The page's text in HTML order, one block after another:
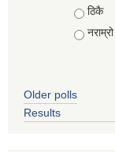
ठिकै
नराम्रो
Older polls
Results